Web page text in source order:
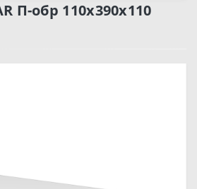
П-обр 110х390х110